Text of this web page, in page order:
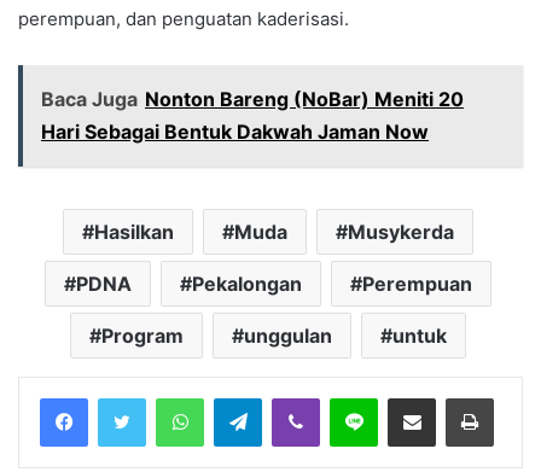
perempuan, dan penguatan kaderisasi.
Baca Juga Nonton Bareng (NoBar) Meniti 20
Hari Sebagai Bentuk Dakwah Jaman Now
Hasilkan Muda Musykerda
PDNA Pekalongan Perempuan
Program unggulan untuk
Telegram